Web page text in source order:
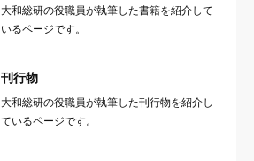
大和総研の役職員が執筆した書籍を紹介して
いるページです。
刊行物
大和総研の役職員が執筆した刊行物を紹介し
ているページです。